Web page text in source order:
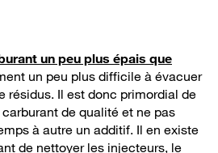
un peu plus épais que
un peu plus difficile à évacuer
résidus. Il est donc primordial de
de qualité et ne pas
à autre un additif. Il en existe
de nettoyer les injecteurs, le